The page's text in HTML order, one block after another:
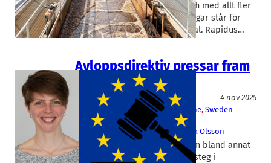
utmärker sig internationellt och med allt fler
startup-bolag. Stora investeringar står för
dörren och lockar till sig kapital. Rapidus…
Avloppsdirektiv pressar fram
investeringar
Miljöteknik
4 nov 2025
Eliquo Malmberg Water, Primozone, Sweden
Water Research
Anders Månsson, Ellen Edefell Ola Olsson
I fjol antogs ett EU-direktiv som bland annat
ställer krav på ett nytt reningssteg i